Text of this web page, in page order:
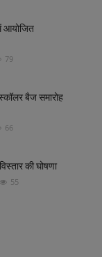
आयोजित
79
बैज समारोह
66
की घोषणा
55